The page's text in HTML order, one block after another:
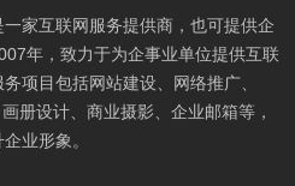
互联网服务提供商，也可提供企
年，致力于为企事业单位提供互联
项目包括网站建设、网络推广、
册设计、商业摄影、企业邮箱等，
业形象。